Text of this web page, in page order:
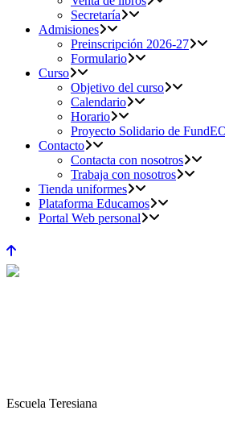
Secretaría
Admisiones
Preinscripción 2026-27
Formulario
Curso
Objetivo del curso
Calendario
Horario
Proyecto Solidario de
Contacto
Contacta con nosotros
Trabaja con nosotros
Tienda uniformes
Plataforma Educamos
Portal Web personal
Escuela Teresiana